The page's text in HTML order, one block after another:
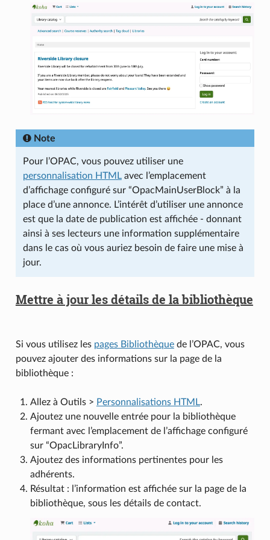
Note
Pour l’OPAC, vous pouvez utiliser une
personnalisation HTMLavec l’emplacement
d’affichage configuré sur “OpacMainUserBlock” à la
place d’une annonce. L’intérêt d’utiliser une annonce
est que la date de publication est affichée - donnant
ainsi à ses lecteurs une information supplémentaire
dans le cas où vous auriez besoin de faire une mise à
jour.
Mettre à jour les détails de la bibliothèque
Si vous utilisez les pages Bibliothèquede l’OPAC, vous
pouvez ajouter des informations sur la page de la
bibliothèque :
Allez à Outils > Personnalisations HTML.
Ajoutez une nouvelle entrée pour la bibliothèque
fermant avec l’emplacement de l’affichage configuré
sur “OpacLibraryInfo”.
Ajoutez des informations pertinentes pour les
adhérents.
Résultat : l’information est affichée sur la page de la
bibliothèque, sous les détails de contact.